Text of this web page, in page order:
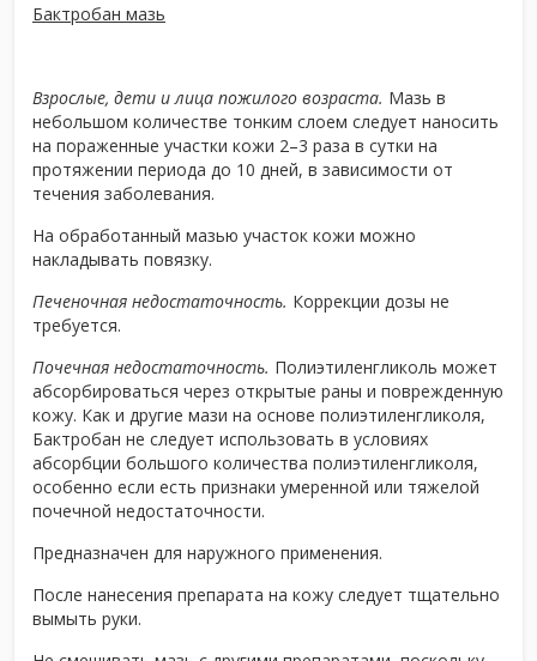
Бактробан мазь
Взрослые, дети и лица пожилого возраста. Мазь в
небольшом количестве тонким слоем следует наносить
на пораженные участки кожи 2–3 раза в сутки на
протяжении периода до 10 дней, в зависимости от
течения заболевания.
На обработанный мазью участок кожи можно
накладывать повязку.
Печеночная недостаточность. Коррекции дозы не
требуется.
Почечная недостаточность. Полиэтиленгликоль может
абсорбироваться через открытые раны и поврежденную
кожу. Как и другие мази на основе полиэтиленгликоля,
Бактробан не следует использовать в условиях
абсорбции большого количества полиэтиленгликоля,
особенно если есть признаки умеренной или тяжелой
почечной недостаточности.
Предназначен для наружного применения.
После нанесения препарата на кожу следует тщательно
вымыть руки.